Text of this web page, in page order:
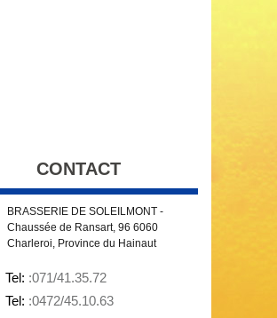
CONTACT
BRASSERIE DE SOLEILMONT -
Chaussée de Ransart, 96 6060
Charleroi, Province du Hainaut
Tel: :071/41.35.72
Tel: :0472/45.10.63